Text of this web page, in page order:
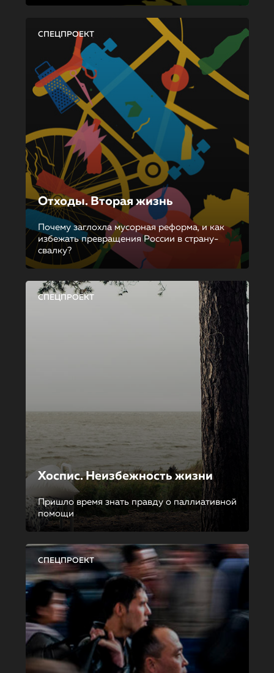
СПЕЦПРОЕКТ
Отходы. Вторая жизнь
Почему заглохла мусорная реформа, и как
избежать превращения России в страну-
свалку?
СПЕЦПРОЕКТ
Хоспис. Неизбежность жизни
Пришло время знать правду о паллиативной
помощи
СПЕЦПРОЕКТ